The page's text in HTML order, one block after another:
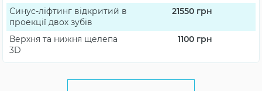
Синус-ліфтинг відкритий в
проекції двох зубів
21550 грн
Верхня та нижня щелепа
3D
1100 грн